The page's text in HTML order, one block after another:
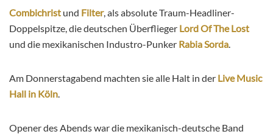
Combichrist und Filter, als absolute Traum-Headliner-
Doppelspitze, die deutschen Überflieger Lord Of The Lost
und die mexikanischen Industro-Punker Rabia Sorda.
Am Donnerstagabend machten sie alle Halt in der Live Music
Hall in Köln.
Opener des Abends war die mexikanisch-deutsche Band